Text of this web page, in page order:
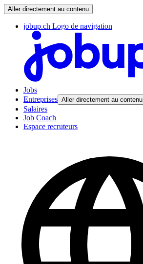
Aller directement au contenu
jobup.ch Logo de navigation
Jobs
Entreprises Aller directement au contenu
Salaires
Job Coach
Espace recruteurs